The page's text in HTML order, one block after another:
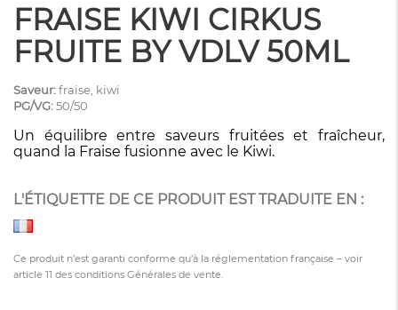
FRAISE KIWI CIRKUS
FRUITE BY VDLV 50ML
Saveur:fraise, kiwi
PG/VG:50/50
Un équilibre entre saveurs fruitées et fraîcheur,
quand la Fraise fusionne avec le Kiwi.
L'ÉTIQUETTE DE CE PRODUIT EST TRADUITE EN :
Ce produit n’est garanti conforme qu’à la réglementation française – voir
article 11 des conditions Générales de vente.